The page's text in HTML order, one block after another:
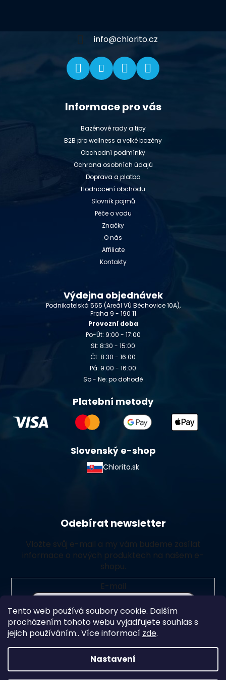
Tento web používá soubory cookie. Dalším
procházením tohoto webu vyjadřujete souhlas s
jejich používáním.. Více informací zde.
Nastavení
info@chlorito.cz
Informace pro vás
Bazénové rady a tipy
B2B pro wellness a velké bazény
Obchodní podmínky
Ochrana osobních údajů
Doprava a platba
Hodnocení obchodu
Slovník pojmů
Péče o vodu
Značky
O nás
Affiliate
Kontakty
Výdejna objednávek
Podnikatelská 565 (Areál VÚ Běchovice 10A),
Praha 9 - 190 11
Provozní doba
Po-Út: 9:00 - 17:00
St: 8:30 - 15:00
Čt: 8:30 - 16:00
Pá: 9:00 - 16:00
So - Ne: po dohodě
Platební metody
Slovenský e-shop
Chlorito.sk
Odebírat newsletter
Vložte svůj e-mail a my vám budeme zasílat
informace o nových produktech na našem e-
shopu.
E-mail
Vložením e-mailu souhlasíte spodmínkami ochrany
osobních údajů
Přihlásit se